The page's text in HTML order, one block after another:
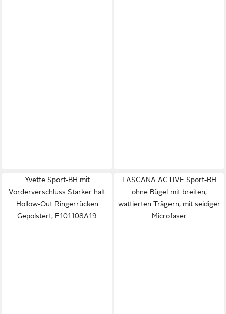
Yvette Sport-BH mit
Vorderverschluss Starker halt
Hollow-Out Ringerrücken
Gepolstert, E101108A19
LASCANA ACTIVE Sport-BH
ohne Bügel mit breiten,
wattierten Trägern, mit seidiger
Microfaser